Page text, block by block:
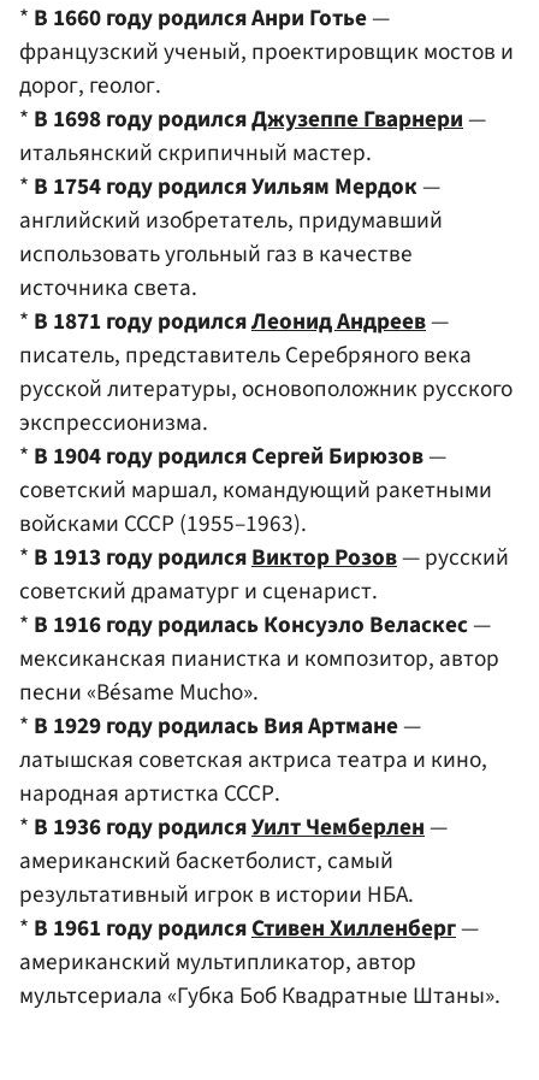
* В 1660 году родился Анри Готье—
французский ученый, проектировщик мостов и
дорог, геолог.
* В 1698 году родилсяДжузеппе Гварнери—
итальянский скрипичный мастер.
* В 1754 году родился Уильям Мердок—
английский изобретатель, придумавший
использовать угольный газ в качестве
источника света.
* В 1871 году родилсяЛеонид Андреев—
писатель, представитель Серебряного века
русской литературы, основоположник русского
экспрессионизма.
* В 1904 году родился Сергей Бирюзов—
советский маршал, командующий ракетными
войсками СССР (1955–1963).
* В 1913 году родилсяВиктор Розов— русский
советский драматург и сценарист.
* В 1916 году родилась Консуэло Веласкес—
мексиканская пианистка и композитор, автор
песни «Bésame Mucho».
* В 1929 году родилась Вия Артмане—
латышская советская актриса театра и кино,
народная артистка СССР.
* В 1936 году родилсяУилт Чемберлен—
американский баскетболист, самый
результативный игрок в истории НБА.
* В 1961 году родилсяСтивен Хилленберг—
американский мультипликатор, автор
мультсериала «Губка Боб Квадратные Штаны».